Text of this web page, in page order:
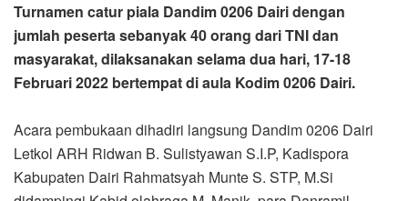
didampingi Kabid olahraga M. Manik, para Danramil
beserta jajaran, para perwira, staf Kodim 0206 Dairi,
mewakili Ketua Percasi Dairi Sutan Akbar Sihombing, para
peserta dan lainnya.
Saat pembukaan hari Kamis (17/02/2022) Dandim 0206
Dairi menyampaikan, turnamen catur yang dilaksanakan
merupakan bagian dari program TNI dengan elemen